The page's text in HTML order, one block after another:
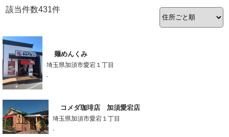
該当件数431件
麺めんくみ
埼玉県加須市愛宕１丁目
-
コメダ珈琲店 加須愛宕店
埼玉県加須市愛宕１丁目
-